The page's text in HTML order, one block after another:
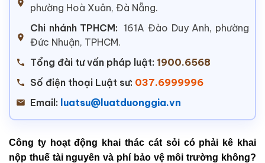
phường Hoà Xuân, Đà Nẵng.
Chi nhánh TPHCM: 161A Đào Duy Anh, phường
Đức Nhuận, TPHCM.
Tổng đài tư vấn pháp luật: 1900.6568
Số điện thoại Luật sư: 037.6999996
Email: luatsu@luatduonggia.vn
Công ty hoạt động khai thác cát sỏi có phải kê khai
nộp thuế tài nguyên và phí bảo vệ môi trường không?